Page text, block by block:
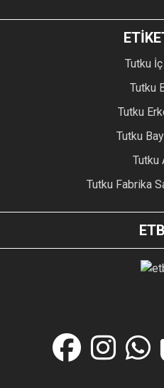
Tutku
Tutku
Tutku
Tutku
Tutku
Tutku Fabrika